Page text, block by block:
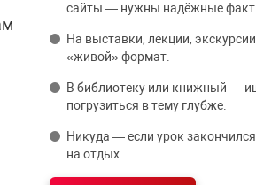
сайты — нужны надёжные
На выставки, лекции,
«живой» формат.
В библиотеку или книжный —
погрузиться в тему глубже.
Никуда — если урок
на отдых.